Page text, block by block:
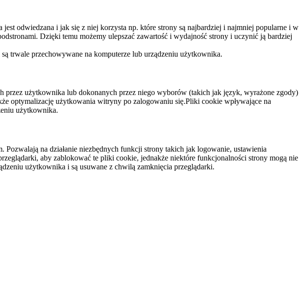
odwiedzana i jak się z niej korzysta np. które strony są najbardziej i najmniej popularne i w
Dzięki temu możemy ulepszać zawartość i wydajność strony i uczynić ją bardziej
trwale przechowywane na komputerze lub urządzeniu użytkownika.
użytkownika lub dokonanych przez niego wyborów (takich jak język, wyrażone zgody)
optymalizację użytkowania witryny po zalogowaniu się.Pliki cookie wpływające na
użytkownika.
na działanie niezbędnych funkcji strony takich jak logowanie, ustawienia
aby zablokować te pliki cookie, jednakże niektóre funkcjonalności strony mogą nie
użytkownika i są usuwane z chwilą zamknięcia przeglądarki.